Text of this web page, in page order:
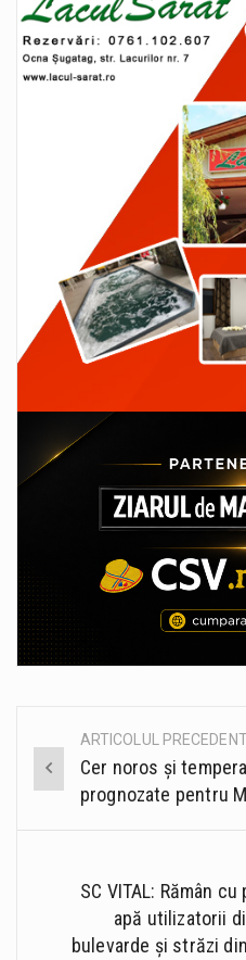
Post
navigation
ARTICOLUL PRECEDENT
Cer noros și
prognozate pentru
SC VITAL: Rămân
apă utilizatorii
bulevarde și străzi